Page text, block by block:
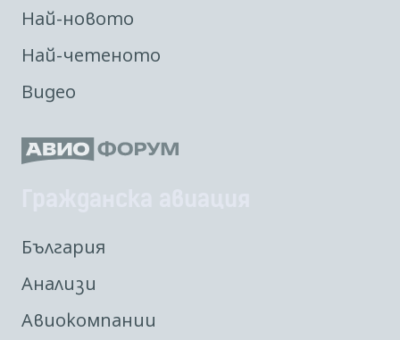
Най-новото
Най-четеното
Видео
България
Анализи
Авиокомпании